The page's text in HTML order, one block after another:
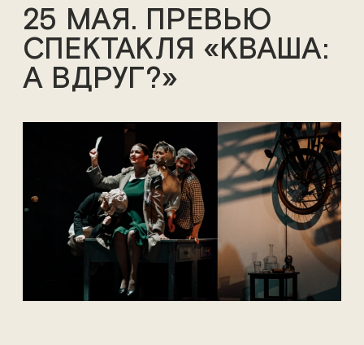
25 МАЯ. ПРЕВЬЮ
СПЕКТАКЛЯ «КВАША:
А ВДРУГ?»